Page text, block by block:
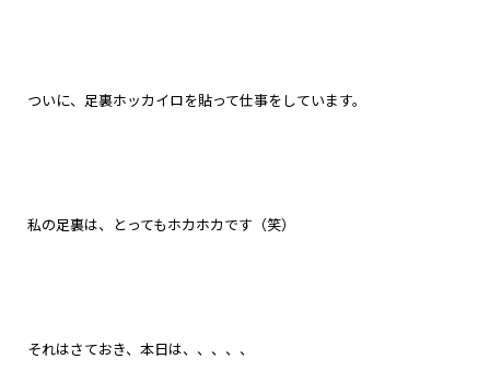
ついに、足裏ホッカイロを貼って仕事をしています。
私の足裏は、とってもホカホカです（笑）
それはさておき、本日は、、、、、